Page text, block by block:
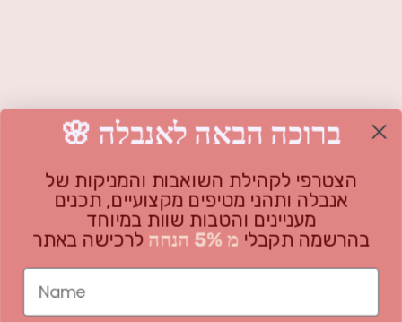
אנבלה משאבת הנקה דו"צ
כל המוצרים
מארזים
אביזרים
GIFT CARD - גיפט קארד
מידע
שאלות נפוצות
אודות
צרי קשר
אנבלה בשילב
על החברה
מדיניות משלוחים והחזרות
תקנון האתר
הצהרת נגישות
אנחנו כאן בשבילך!
🌸 ברוכה הבאה לאנבלה
הצטרפי לקהילת השואבות והמניקות של
אנבלה ותהני מטיפים מקצועיים, תכנים
מעניינים והטבות שוות במיוחד
בהרשמה תקבלי מ 5% הנחה לרכישה באתר
Name